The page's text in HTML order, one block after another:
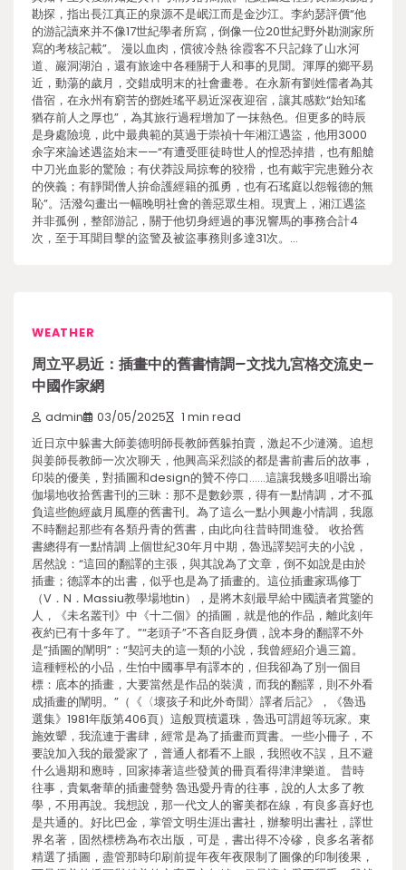
勘探，指出長江真正的泉源不是岷江而是金沙江。李約瑟評價“他
的游記讀來并不像17世紀學者所寫，倒像一位20世紀野外勘測家所
寫的考核記載”。 漫以血肉，償彼冷熱 徐霞客不只記錄了山水河
道、巖洞湖泊，還有旅途中各種關于人和事的見聞。渾厚的鄉平易
近，動蕩的歲月，交錯成明末的社會畫卷。在永新有劉姓儒者為其
借宿，在永州有窮苦的鄧姓瑤平易近深夜迎宿，讓其感歎“始知瑤
猶存前人之厚也”，為其旅行過程增加了一抹熱色。但更多的時辰
是身處險境，此中最典範的莫過于崇禎十年湘江遇盜，他用3000
余字來論述遇盜始末——“有遭受匪徒時世人的惶恐掉措，也有船艙
中刀光血影的驚險；有伏莽設局掠奪的狡猾，也有戴宇完患難分衣
的俠義；有靜聞僧人拚命護經籍的孤勇，也有石瑤庭以怨報德的無
恥”。活潑勾畫出一幅晚明社會的善惡眾生相。現實上，湘江遇盜
并非孤例，整部游記，關于他切身經過的事況響馬的事務合計4
次，至于耳聞目擊的盜警及被盜事務則多達31次。…
WEATHER
周立平易近：插畫中的舊書情調–文找九宮格交流史–
中國作家網
admin 03/05/2025 1 min read
近日京中躲書大師姜德明師長教師舊躲拍賣，激起不少漣漪。追想
與姜師長教師一次次聊天，他興高采烈談的都是書前書后的故事，
印裝的優美，對插圖和design的贊不停口……這讓我幾多咀嚼出瑜
伽場地收拾舊書刊的三昧：那不是數鈔票，得有一點情調，才不孤
負這些飽經歲月風塵的舊書刊。為了這么一點小興趣小情調，我愿
不時翻起那些有各類丹青的舊書，由此向往昔時間進發。 收拾舊
書總得有一點情調 上個世紀30年月中期，魯迅譯契訶夫的小說，
居然說：“這回的翻譯的主張，與其說為了文章，倒不如說是由於
插畫；德譯本的出書，似乎也是為了插畫的。這位插畫家瑪修丁
（V．N．Massiu教學場地tin），是將木刻最早給中國讀者賞鑒的
人，《未名叢刊》中《十二個》的插圖，就是他的作品，離此刻年
夜約已有十多年了。”“老頭子”不吝自貶身價，說本身的翻譯不外
是“插圖的闡明”：“契訶夫的這一類的小說，我曾經紹介過三篇。
這種輕松的小品，生怕中國事早有譯本的，但我卻為了別一個目
標：底本的插畫，大要當然是作品的裝潢，而我的翻譯，則不外看
成插畫的闡明。”（《〈壞孩子和此外奇聞〉譯者后記》，《魯迅
選集》1981年版第406頁）這般買櫝還珠，魯迅可謂超等玩家。東
施效顰，我流連于書肆，經常是為了插畫而買書。一些小冊子，不
要說加入我的最愛家了，普通人都看不上眼，我照收不誤，且不避
什么過期和應時，回家捧著這些發黃的冊頁看得津津樂道。 昔時
往事，貴氣奢華的插畫聲勢 魯迅愛丹青的往事，說的人太多了教
學，不用再說。我想說，那一代文人的審美都在線，有良多喜好也
是共通的。好比巴金，掌管文明生涯出書社，辦黎明出書社，譯世
界名著，固然標榜為布衣出版，可是，書出得不冷磣，良多名著都
精選了插圖，盡管那時印刷前提年夜年夜限制了圖像的印制後果，